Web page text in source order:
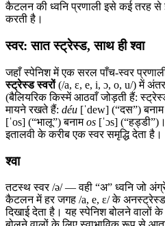
कैटलन की ध्वनि प्रणाली इसे कई तरह
करती है।
स्वर: सात स्ट्रेस्ड, साथ ही श्वा
जहाँ स्पेनिश में एक सरल पाँच-स्वर
स्ट्रेस्ड स्वरों(/a, ɛ, e, i, ɔ, o, u/) में
(बैलियरिक किस्में आठवाँ जोड़ती हैं:
मायने रखते हैं: déu [ˈdew] (“दस”) बनाम
[ˈos] (“भालू”) बनामos [ˈɔs]
इतालवी के करीब एक स्वर समृद्धि देता है।
श्वा
तटस्थ स्वर /ə/ — वही “अ” ध्वनि जो
कैटलन में हर जगह /a, e, ɛ/ के अनस्ट्रेस्ड
दिखाई देता है। यह स्पेनिश बोलने वालों